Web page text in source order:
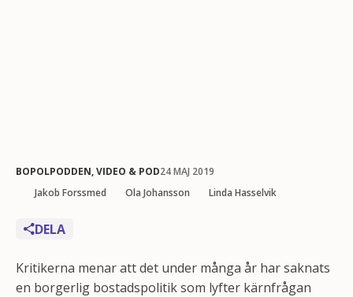
BOPOLPODDEN,VIDEO & POD24 MAJ 2019
Jakob Forssmed
Ola Johansson Linda Hasselvik
DELA
Kritikerna menar att det under många år har saknats
en borgerlig bostadspolitik som lyfter kärnfrågan